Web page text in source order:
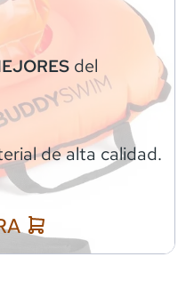
del
de alta calidad.